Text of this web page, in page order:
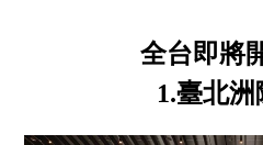
全台即將
1.臺北